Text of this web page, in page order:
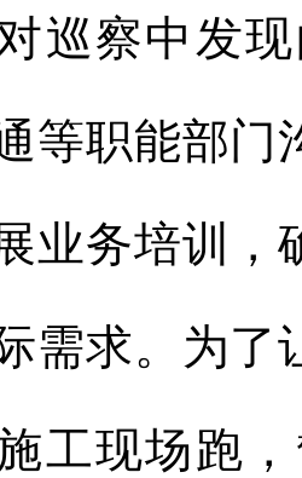
察中发现
等职能部门
业务培训，
需求。为了
工现场跑